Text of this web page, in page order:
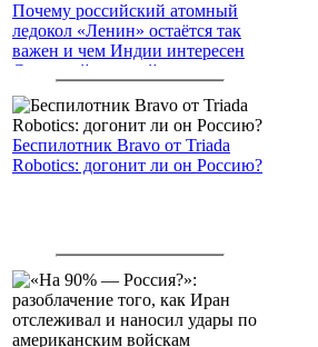
Почему российский атомный
ледокол «Ленин» остаётся так
важен и чем Индии интересен
Северный морской путь
Беспилотник Bravo от Triada
Robotics: догонит ли он Россию?